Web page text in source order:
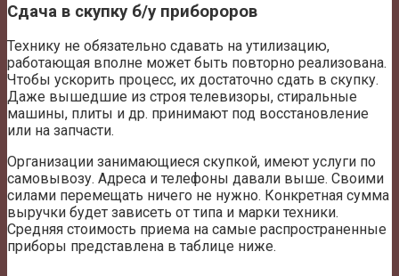
Сдача в скупку б/у прибороров
Технику не обязательно сдавать на утилизацию,
работающая вполне может быть повторно реализована.
Чтобы ускорить процесс, их достаточно сдать в скупку.
Даже вышедшие из строя телевизоры, стиральные
машины, плиты и др. принимают под восстановление
или на запчасти.
Организации занимающиеся скупкой, имеют услуги по
самовывозу. Адреса и телефоны давали выше. Своими
силами перемещать ничего не нужно. Конкретная сумма
выручки будет зависеть от типа и марки техники.
Средняя стоимость приема на самые распространенные
приборы представлена в таблице ниже.